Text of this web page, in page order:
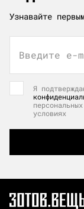
Узнавайте
Введите e-
Я
условиях